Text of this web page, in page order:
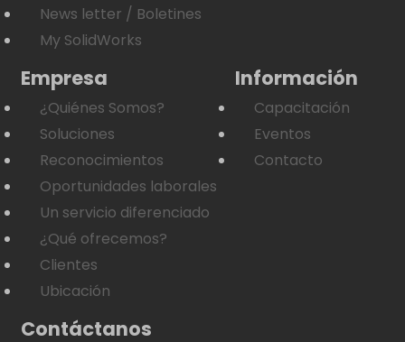
News letter / Boletines
My SolidWorks
Empresa
¿Quiénes Somos?
Soluciones
Reconocimientos
Oportunidades laborales
Un servicio diferenciado
¿Qué ofrecemos?
Clientes
Ubicación
Información
Capacitación
Eventos
Contacto
Contáctanos